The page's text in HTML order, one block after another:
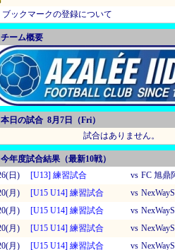
ブックマークの登録について
チーム概要
本日の試合 8月7日（Fri）
試合はありません。
今年度試合結果（最新10戦）
日)
[U13] 練習試合 vs FC 旭鼎
月)
[U15 U14] 練習試合 vs
月)
[U15 U14] 練習試合 vs
月)
[U15 U14] 練習試合 vs
月)
[U15 U14] 練習試合 vs